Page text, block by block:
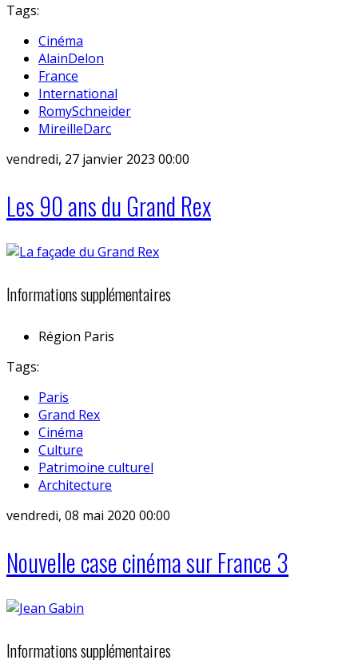
Tags:
Cinéma
AlainDelon
France
International
RomySchneider
MireilleDarc
vendredi, 27 janvier 2023 00:00
Les 90 ans du Grand Rex
Informations supplémentaires
Région Paris
Tags:
Paris
Grand Rex
Cinéma
Culture
Patrimoine culturel
Architecture
vendredi, 08 mai 2020 00:00
Nouvelle case cinéma sur France 3
Informations supplémentaires